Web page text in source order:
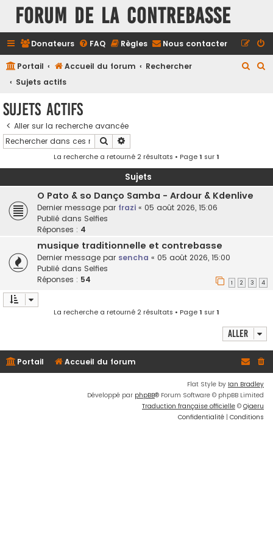
FORUM DE LA CONTREBASSE
Donateurs FAQ Règles Nous contacter
Portail Accueil du forum
Rechercher
Sujets actifs
e
Sujets actifs
Aller sur la recherche avancée
Rechercher
La recherche a retourné 2 résultats • Page1 sur1
Sujets
O Pato & so Danço Samba - Ardour & Kdenlive
Dernier message par frazi « 05 août 2026, 15:06
Publié dans Selfies
Réponses : 4
musique traditionnelle et contrebasse
Dernier message par sencha « 05 août 2026, 15:00
Publié dans Selfies
Réponses : 54 1 2 3 4
La recherche a retourné 2 résultats • Page1 sur1
Aller
Portail Accueil du forum
Flat Style by Ian Bradley
Développé par phpBB® Forum Software © phpBB Limited
Traduction française officielle © Qiaeru
Confidentialité | Conditions